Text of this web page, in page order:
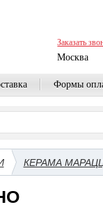
Заказать
Москва
Формы
КЕРАМА